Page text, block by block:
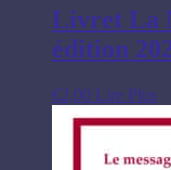
Livret La
édition
€2,00 Lire Plus